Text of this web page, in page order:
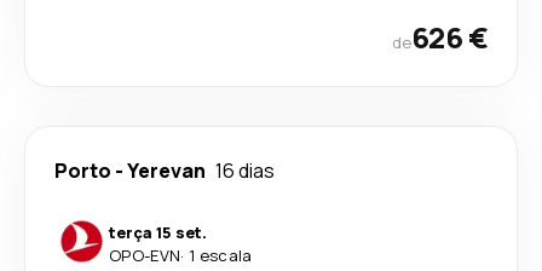
de626 €
Porto -Yerevan 16 dias
terça 15 set.
OPO-EVN· 1 escala